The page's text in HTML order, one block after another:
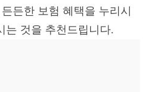
든한 보험 혜택을 누리시
는 것을 추천드립니다.